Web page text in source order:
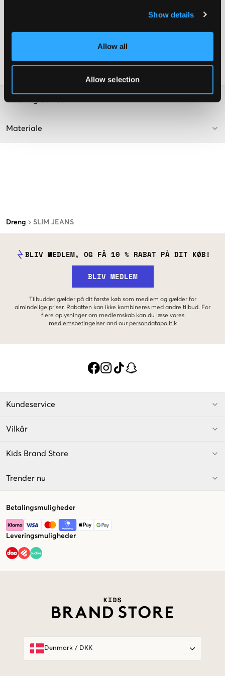
Show details
Allow all
Allow selection
Dreng SLIM JEANS
Washing advice
Materiale
BLIV MEDLEM, OG FÅ 10 % RABAT PÅ DIT KØB!
BLIV MEDLEM
Tilbuddet gælder på dit første køb som medlem og gælder for
almindelige priser. Rabatten kan ikke kombineres med andre tilbud. For
flere oplysninger om medlemskab kan du læse vores
medlemsbetingelser and our persondatapolitik
Kundeservice
Vilkår
Kids Brand Store
Trender nu
Betalingsmuligheder
Leveringsmuligheder
Denmark/ DKK